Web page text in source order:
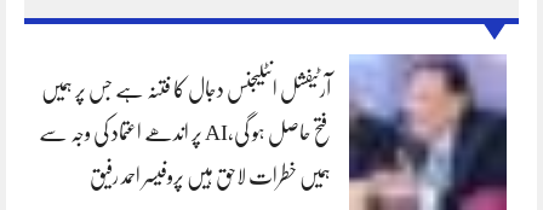
آرٹیفشل انٹلیجنس دجال کا فتنہ ہے جس پر ہمیں
فتح حاصل ہو گی،AI پر اندھے اعتماد کی وجہ سے
ہمیں خطرات لاحق ہیں پروفیسر احمد رفیق